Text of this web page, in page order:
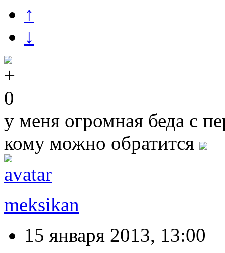
↑
↓
0
у меня огромная беда с
кому можно обратится
meksikan
15 января 2013, 13:00